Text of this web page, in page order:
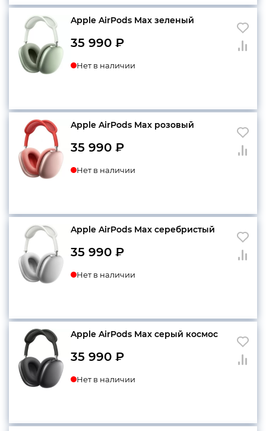
Apple AirPods Max зеленый
35 990 ₽
Нет в наличии
Apple AirPods Max розовый
35 990 ₽
Нет в наличии
Apple AirPods Max серебристый
35 990 ₽
Нет в наличии
Apple AirPods Max серый космос
35 990 ₽
Нет в наличии